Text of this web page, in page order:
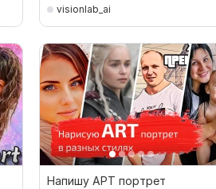
visionlab_ai
Напишу АРТ портрет